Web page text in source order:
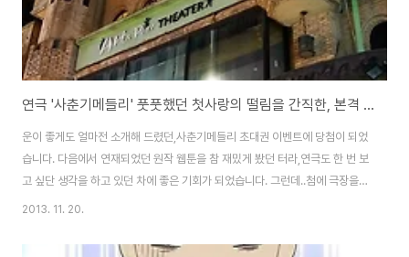
연극 '사춘기메들리' 풋풋했던 첫사랑의 떨림을 간직한, 본격 유기농 스캔들!
운이 좋게도 얼마전 소개해 드렸던,사춘기메들리 초대권 이벤트에 당첨이 되었
습니다. 다음에서 연재되었던 원작 웹툰을 참 재밌게 봤던 터라,연극도 한 번 보
고 싶단 생각을 하고 있던 차에 좋은 기회가 되었습니다. 그런데..첨에 극장을
찾는데 너무 애를 먹었습니다.레몬아트홀이라고 소개가 되어 있었는데..레몬아
뀌었다는데...여전히 아트 씨어터가 보이더라구요... 암튼 겨우겨우 극장을 찾아
2013. 11. 20.